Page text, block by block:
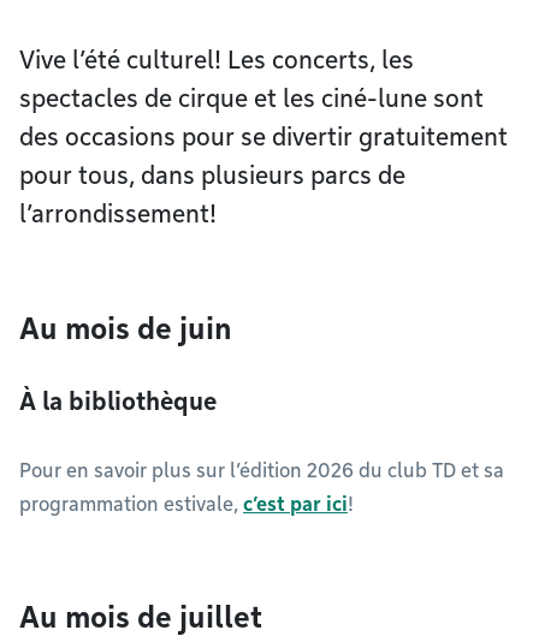
Vive l’été culturel! Les concerts, les
spectacles de cirque et les ciné-lune sont
des occasions pour se divertir gratuitement
pour tous, dans plusieurs parcs de
l’arrondissement!
Au mois de juin
À la bibliothèque
Pour en savoir plus sur l’édition 2026 du club TD et sa
programmation estivale, c’est par ici!
Au mois de juillet